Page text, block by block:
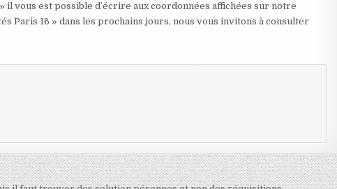
vous est possible d’écrire aux coordonnées affichées sur notre
Paris 16 » dans les prochains jours, nous vous invitons à consulter